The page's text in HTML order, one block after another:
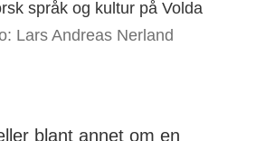
språk og kultur på Volda
Lars Andreas Nerland
blant annet om en